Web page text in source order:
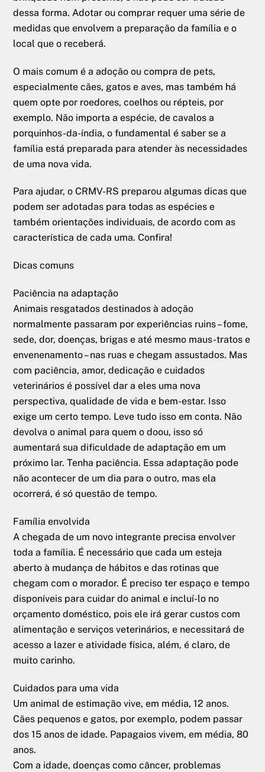
dessa forma. Adotar ou comprar requer uma série de
medidas que envolvem a preparação da família e o
local que o receberá.
O mais comum é a adoção ou compra de pets,
especialmente cães, gatos e aves, mas também há
quem opte por roedores, coelhos ou répteis, por
exemplo. Não importa a espécie, de cavalos a
porquinhos-da-índia, o fundamental é saber se a
família está preparada para atender às necessidades
de uma nova vida.
Para ajudar, o CRMV-RS preparou algumas dicas que
podem ser adotadas para todas as espécies e
também orientações individuais, de acordo com as
característica de cada uma. Confira!
Dicas comuns
Paciência na adaptação
Animais resgatados destinados à adoção
normalmente passaram por experiências ruins – fome,
sede, dor, doenças, brigas e até mesmo maus-tratos e
envenenamento – nas ruas e chegam assustados. Mas
com paciência, amor, dedicação e cuidados
veterinários é possível dar a eles uma nova
perspectiva, qualidade de vida e bem-estar. Isso
exige um certo tempo. Leve tudo isso em conta. Não
devolva o animal para quem o doou, isso só
aumentará sua dificuldade de adaptação em um
próximo lar. Tenha paciência. Essa adaptação pode
não acontecer de um dia para o outro, mas ela
ocorrerá, é só questão de tempo.
Família envolvida
A chegada de um novo integrante precisa envolver
toda a família. É necessário que cada um esteja
aberto à mudança de hábitos e das rotinas que
chegam com o morador. É preciso ter espaço e tempo
disponíveis para cuidar do animal e incluí-lo no
orçamento doméstico, pois ele irá gerar custos com
alimentação e serviços veterinários, e necessitará de
acesso a lazer e atividade física, além, é claro, de
muito carinho.
Cuidados para uma vida
Um animal de estimação vive, em média, 12 anos.
Cães pequenos e gatos, por exemplo, podem passar
dos 15 anos de idade. Papagaios vivem, em média, 80
anos.
Com a idade, doenças como câncer, problemas